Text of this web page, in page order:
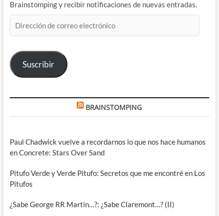
Brainstomping y recibir notificaciones de nuevas entradas.
de
electrónico
Suscribir
BRAINSTOMPING
Paul Chadwick vuelve a recordarnos lo que nos hace humanos
en Concrete: Stars Over Sand
Pitufo Verde y Verde Pitufo: Secretos que me encontré en Los
Pitufos
¿Sabe George RR Martin…?: ¿Sabe Claremont…? (II)